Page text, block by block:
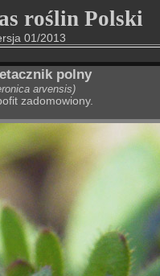
roślin Polski
01/2013
polny
arvensis)
zadomowiony.